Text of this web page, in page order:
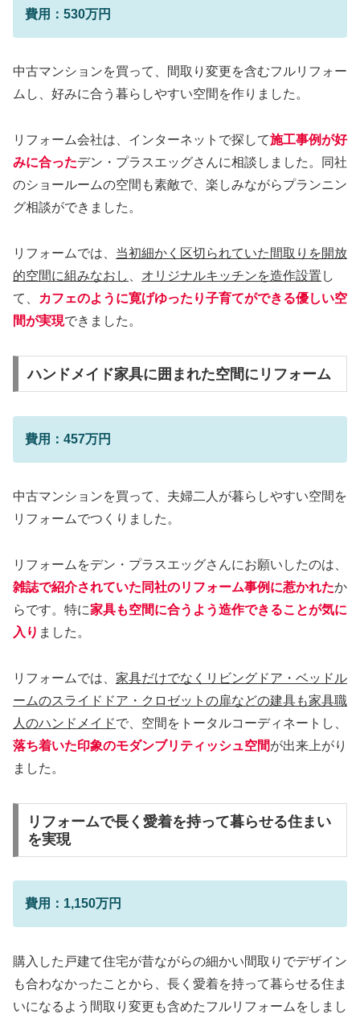
費用：530万円
中古マンションを買って、間取り変更を含むフルリフォー
ムし、好みに合う暮らしやすい空間を作りました。
リフォーム会社は、インターネットで探して施工事例が好
みに合ったデン・プラスエッグさんに相談しました。同社
のショールームの空間も素敵で、楽しみながらプランニン
グ相談ができました。
リフォームでは、 当初細かく区切られていた間取りを開放
的空間に組みなおし
オリジナルキッチンを造作設置 し
て、
カフェのように寛げゆったり子育てができる優しい空
間が実現できました。
ハンドメイド家具に囲まれた空間にリフォーム
費用：457万円
中古マンションを買って、夫婦二人が暮らしやすい空間を
リフォームでつくりました。
リフォームをデン・プラスエッグさんにお願いしたのは、
雑誌で紹介されていた同社のリフォーム事例に惹かれたか
らです。特に家具も空間に合うよう造作できることが気に
入り ました。
リフォームでは、 家具だけでなくリビングドア・ベッドル
ームのスライドドア・クロゼットの扉などの建具も家具職
人のハンドメイドで、空間をトータルコーディネートし、
落ち着いた印象のモダンブリティッシュ空間が出来上がり
ました。
リフォームで長く愛着を持って暮らせる住まい
を実現
費用：1,150万円
購入した戸建て住宅が昔ながらの細かい間取りでデザイン
も合わなかったことから、長く愛着を持って暮らせる住ま
いになるよう間取り変更も含めたフルリフォームをしまし